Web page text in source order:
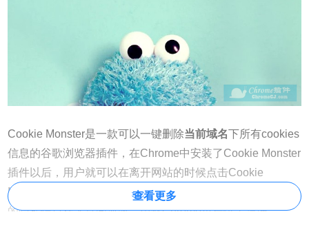
Cookie Monster是一款可以一键删除当前域名下所有cookies
信息的谷歌浏览器插件，在Chrome中安装了Cookie Monster
插件以后，用户就可以在离开网站的时候点击Cookie
Monster插件清除当前网站中的所有cookies信息，防止自己
的隐私信息在无意间泄露。虽然Chrome也提供了清理
查看更多